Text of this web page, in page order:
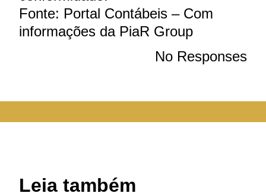
Fonte: Portal Contábeis – Com
informações da PiaR Group
No Responses
Leia também